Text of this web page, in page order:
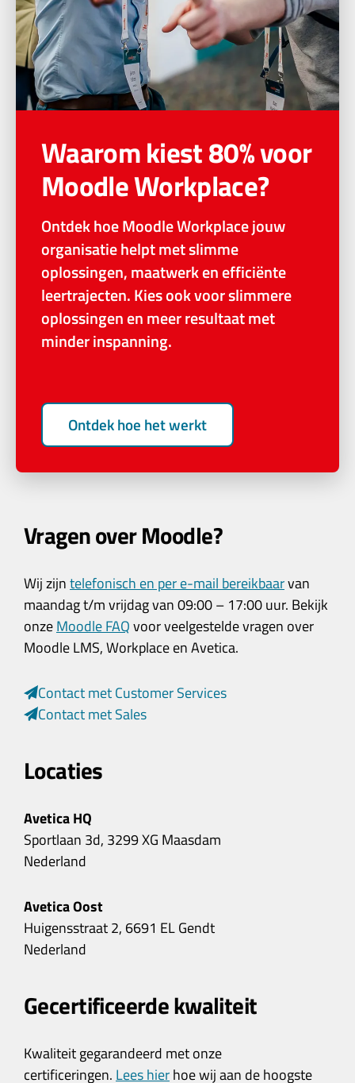
Waarom kiest 80% voor
Moodle Workplace?
Ontdek hoe Moodle Workplace jouw
organisatie helpt met slimme
oplossingen, maatwerk en efficiënte
leertrajecten. Kies ook voor slimmere
oplossingen en meer resultaat met
minder inspanning.
Ontdek hoe het werkt
Vragen over Moodle?
Wij zijntelefonisch en per e-mail bereikbaarvan
maandag t/m vrijdag van 09:00 – 17:00 uur. Bekijk
onzeMoodle FAQvoor veelgestelde vragen over
Moodle LMS, Workplace en Avetica.
Contact met Customer Services
Contact met Sales
Locaties
Avetica HQ
Sportlaan 3d, 3299 XG Maasdam
Nederland
Avetica Oost
Huigensstraat 2, 6691 EL Gendt
Nederland
Gecertificeerde kwaliteit
Kwaliteit gegarandeerd met onze
certificeringen. Lees hierhoe wij aan de hoogste